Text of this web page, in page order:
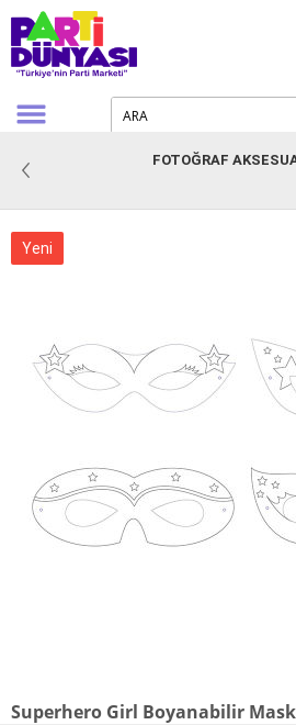
FOTOĞRAF
Yeni
Superhero Girl Boyanabilir